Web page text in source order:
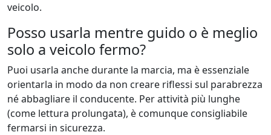
veicolo.
Posso usarla mentre guido o è meglio
solo a veicolo fermo?
Puoi usarla anche durante la marcia, ma è essenziale
orientarla in modo da non creare riflessi sul parabrezza
né abbagliare il conducente. Per attività più lunghe
(come lettura prolungata), è comunque consigliabile
fermarsi in sicurezza.